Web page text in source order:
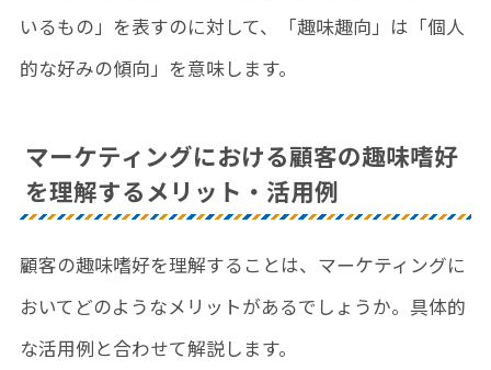
いるもの」を表すのに対して、「趣味趣向」は「個人
的な好みの傾向」を意味します。
マーケティングにおける顧客の趣味嗜好
を理解するメリット・活用例
顧客の趣味嗜好を理解することは、マーケティングに
おいてどのようなメリットがあるでしょうか。具体的
な活用例と合わせて解説します。